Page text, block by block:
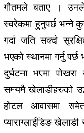
गौतमले बताए ।
स्वरेकमा हुनुपर्छ भन्ने
गर्दा जति सक्दो
भएको स्थानमा गर्नु
दुर्घटना भएमा
समयमै खेलाडीहरुको
होटल आवासमा
प्याराग्लाईडिङ खेलाडी